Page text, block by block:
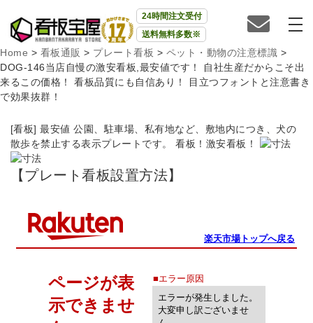
24時間注文受付
送料無料多数※
Home > 看板通販 > プレート看板 > ペット・動物の注意標識 >
DOG-146当店自慢の激安看板,最安値です！ 自社生産だからこそ出
来るこの価格！ 看板品質にも自信あり！ 目立つフォントと注意書き
で効果抜群！
[看板] 最安値 公園、駐車場、私有地など、敷地内につき、犬の
散歩を禁止する表示プレートです。 看板！激安看板！
【プレート看板設置方法】